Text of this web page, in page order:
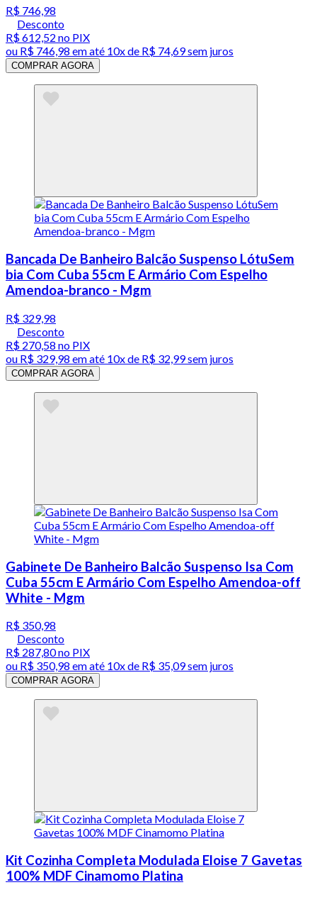
R$ 746,98
Desconto
R$ 612,52 no PIX
ou R$ 746,98 em até 10x de R$ 74,69 sem juros
COMPRAR AGORA
Bancada De Banheiro Balcão Suspenso LótuSem
bia Com Cuba 55cm E Armário Com Espelho
Amendoa-branco - Mgm
R$ 329,98
Desconto
R$ 270,58 no PIX
ou R$ 329,98 em até 10x de R$ 32,99 sem juros
COMPRAR AGORA
Gabinete De Banheiro Balcão Suspenso Isa Com
Cuba 55cm E Armário Com Espelho Amendoa-off
White - Mgm
R$ 350,98
Desconto
R$ 287,80no PIX
ou R$ 350,98 em até 10x de R$ 35,09 sem juros
COMPRAR AGORA
Kit Cozinha Completa Modulada Eloise 7 Gavetas
100% MDF Cinamomo Platina